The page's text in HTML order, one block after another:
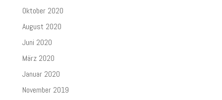
Oktober 2020
August 2020
Juni 2020
März 2020
Januar 2020
November 2019